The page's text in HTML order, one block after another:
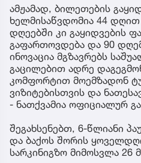
ამჟამად, ბილეთების
ხელმისაწვდომია 44
დღეებში კი გაყიდვების
გაფართოვდება და 90
ინოვაცია მგზავრებს
გაცილებით ადრე
კომფორტით მოემზადონ
ვიზიტებისთვის და
- ნათქვამია ოფიციალურ
შეგახსენებთ, 6-წლიანი
და ბაქოს შორის
სარკინიგზო მიმოსვლა 26